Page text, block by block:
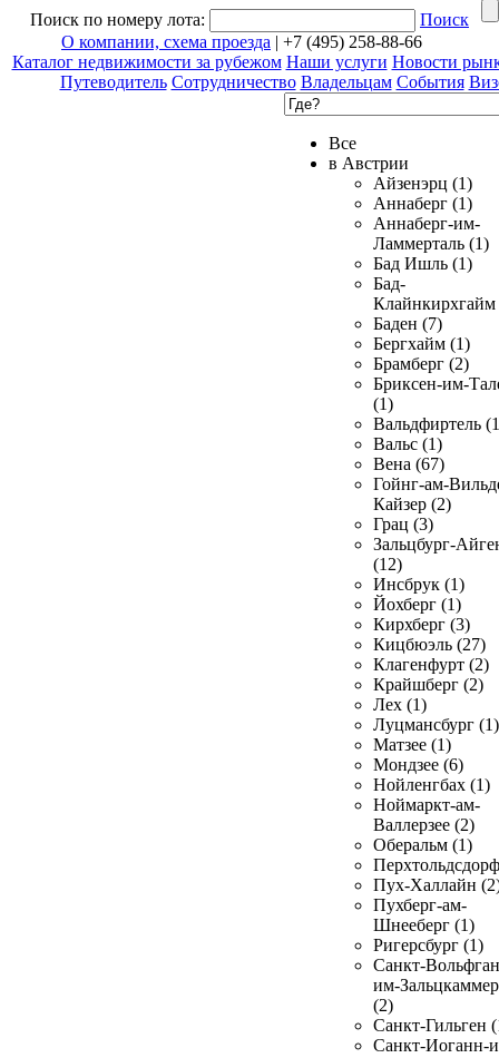
Поиск по номеру лота:
Поиск
О компании, схема проезда | +7 (495) 258-88-66
Каталог недвижимости за рубежом Наши услуги Новости
Путеводитель Сотрудничество Владельцам События
Все
в Австрии
Айзенэрц (1)
Аннаберг (1)
Аннаберг-им-
Ламмерталь (1)
Бад Ишль (1)
Бад-
Клайнкирхгайм
Баден (7)
Бергхайм (1)
Брамберг (2)
Бриксен-им-
(1)
Вальдфиртель
Вальс (1)
Вена (67)
Гойнг-ам-
Кайзер (2)
Грац (3)
Зальцбург-
(12)
Инсбрук (1)
Йохберг (1)
Кирхберг (3)
Кицбюэль (27)
Клагенфурт (2)
Крайшберг (2)
Лех (1)
Луцмансбург (1)
Матзее (1)
Мондзее (6)
Нойленгбах (1)
Ноймаркт-ам-
Валлерзее (2)
Оберальм (1)
Пух-Халлайн
Пухберг-ам-
Шнееберг (1)
Ригерсбург (1)
Санкт-
им-
(2)
Санкт-Гильген
Санкт-Иоганн-